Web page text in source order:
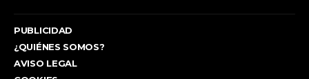
PUBLICIDAD
¿QUIÉNES SOMOS?
AVISO LEGAL